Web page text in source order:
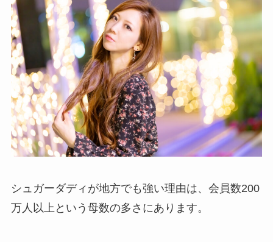
シュガーダディが地方でも強い理由は、会員数200
万人以上という母数の多さにあります。